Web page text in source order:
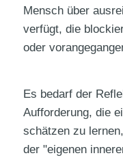
Mensch über
verfügt, die
oder
Es bedarf der
Aufforderung, die
schätzen zu
der "eigenen